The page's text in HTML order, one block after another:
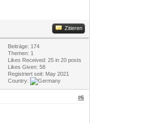
Zitieren
Beiträge: 174
Themen: 1
Likes Received:25 in 20 posts
Likes Given: 58
Registriert seit: May 2021
Country:
#6